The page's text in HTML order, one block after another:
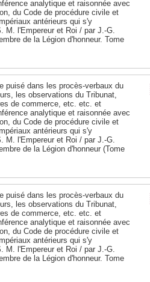
analytique et raisonnée avec
du Code de procédure civile et
antérieurs qui s'y
M. l'Empereur et Roi / par J.-G.
de la Légion d'honneur. Tome
puisé dans les procès-verbaux du
les observations du Tribunat,
de commerce, etc. etc. et
analytique et raisonnée avec
du Code de procédure civile et
antérieurs qui s'y
M. l'Empereur et Roi / par J.-G.
de la Légion d'honneur (Tome
puisé dans les procès-verbaux du
les observations du Tribunat,
de commerce, etc. etc. et
analytique et raisonnée avec
du Code de procédure civile et
antérieurs qui s'y
M. l'Empereur et Roi / par J.-G.
de la Légion d'honneur. Tome